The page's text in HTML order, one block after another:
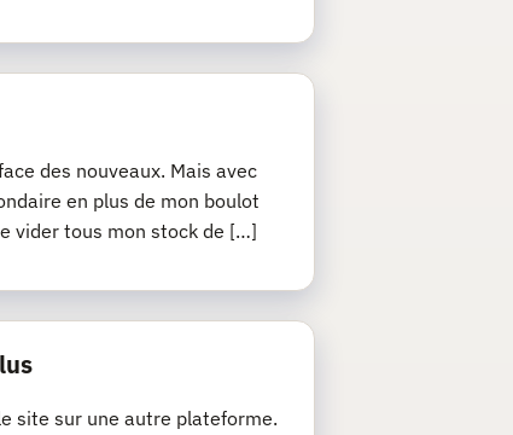
des nouveaux. Mais avec
en plus de mon boulot
vider tous mon stock de […]
site sur une autre plateforme.